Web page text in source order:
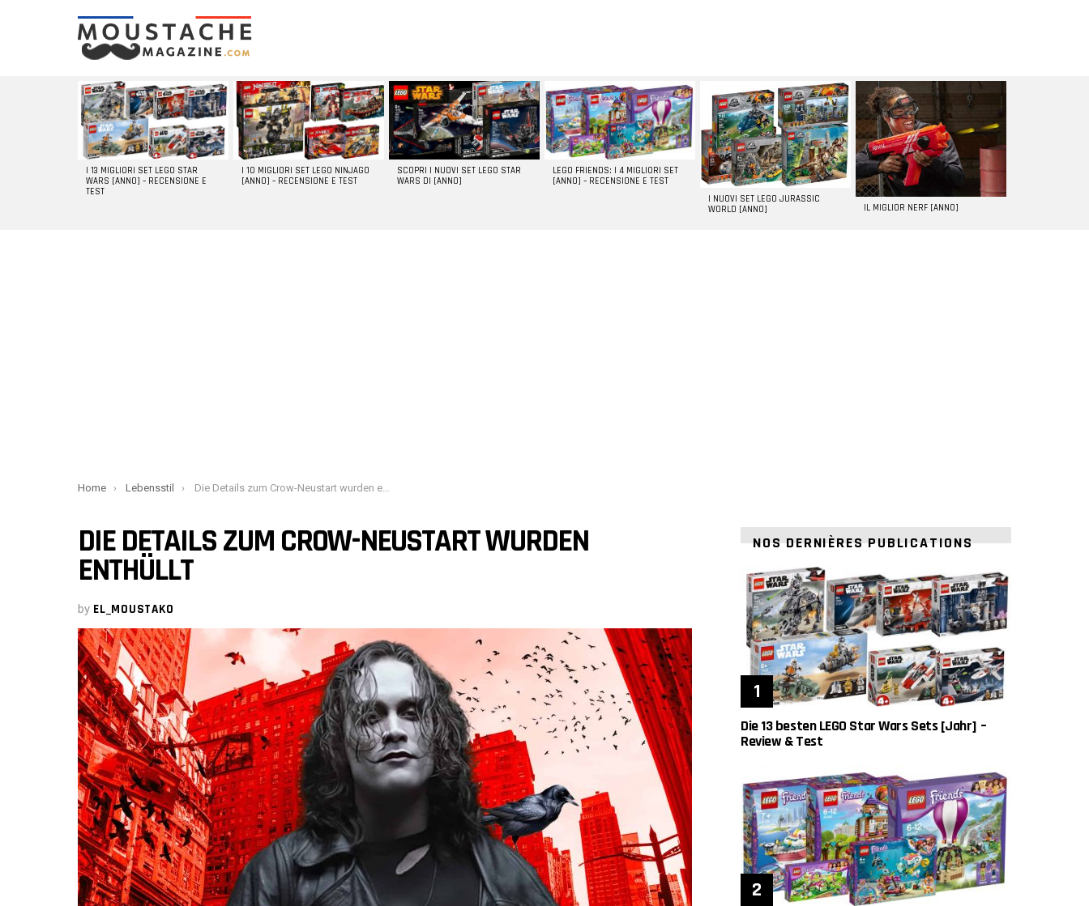
LATEST
STORIES
I 13 MIGLIORI SET LEGO STAR
WARS [ANNO] – RECENSIONE E
TEST
I 10 MIGLIORI SET LEGO NINJAGO
[ANNO] – RECENSIONE E TEST
SCOPRI I NUOVI SET LEGO STAR
WARS DI [ANNO]
LEGO FRIENDS: I 4 MIGLIORI SET
[ANNO] – RECENSIONE E TEST
I NUOVI SET LEGO JURASSIC
WORLD [ANNO]
IL MIGLIOR NERF [ANNO]
You are here:
Home Lebensstil Die Details zum Crow-Neustart wurden enthüllt
DIE DETAILS ZUM CROW-NEUSTART WURDEN
ENTHÜLLT
by EL_MOUSTAKO
NOS DERNIÈRES PUBLICATIONS
Die 13 besten LEGO Star Wars Sets [Jahr] –
Review & Test